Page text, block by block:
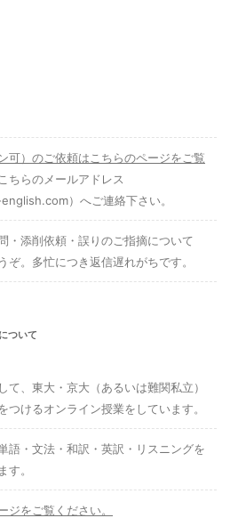
可）のご依頼はこちらのページをご覧
ちらのメールアドレス
）へご連絡下さい。
・添削依頼・誤りのご指摘について
ぞ。多忙につき返信遅れがちです。
ついて
て、東大・京大（あるいは難関私立）
つけるオンライン授業をしています。
語・文法・和訳・英訳・リスニングを
す。
ジをご覧ください。